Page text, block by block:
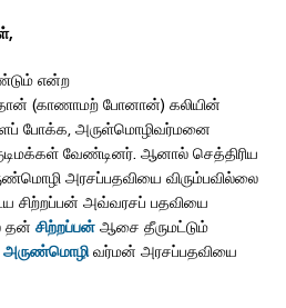
என்ற
(காணாமற் போனான்) கலியின்
போக்க, அருள்மொழிவர்மனை
வேண்டினர். ஆனால் செத்திரிய
அரசப்பதவியை விரும்பவில்லை
சிற்றப்பன் அவ்வரசப் பதவியை
தன் சிற்றப்பன்ஆசை தீருமட்டும்
அருண்மொழிவர்மன் அரசப்பதவியை